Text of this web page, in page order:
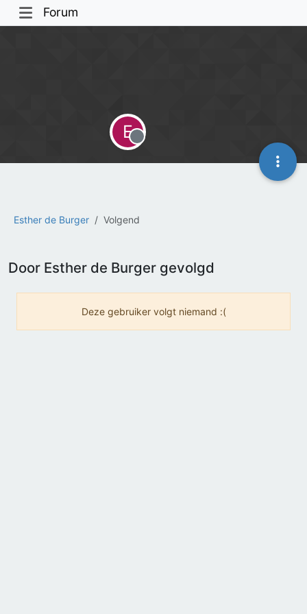
Forum
Esther de Burger Volgend
E
Offline
Door Esther de Burger gevolgd
Deze gebruiker volgt niemand :(